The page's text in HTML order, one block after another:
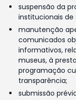
suspensão da
institucionais
manutenção
comunicados
informativos,
museus, à
programação
transparência;
submissão